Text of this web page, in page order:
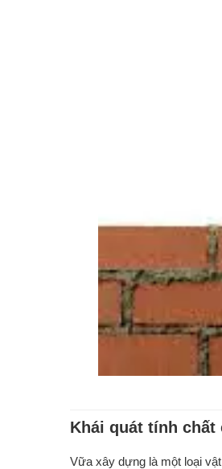
Khái quát tính
Vữa xây dựng là một loại